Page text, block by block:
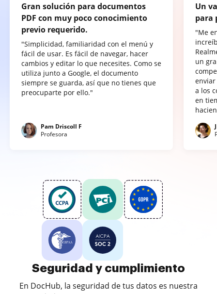
Gran solución para documentos
PDF con muy poco conocimiento
previo requerido.
"Simplicidad, familiaridad con el menú y
fácil de usar. Es fácil de navegar, hacer
cambios y editar lo que necesites. Como se
utiliza junto a Google, el documento
siempre se guarda, así que no tienes que
preocuparte por ello."
Pam Driscoll F
Profesora
Un
para
"Me
un
a los
en
Seguridad y cumplimiento
En DocHub, la seguridad de tus datos es nuestra